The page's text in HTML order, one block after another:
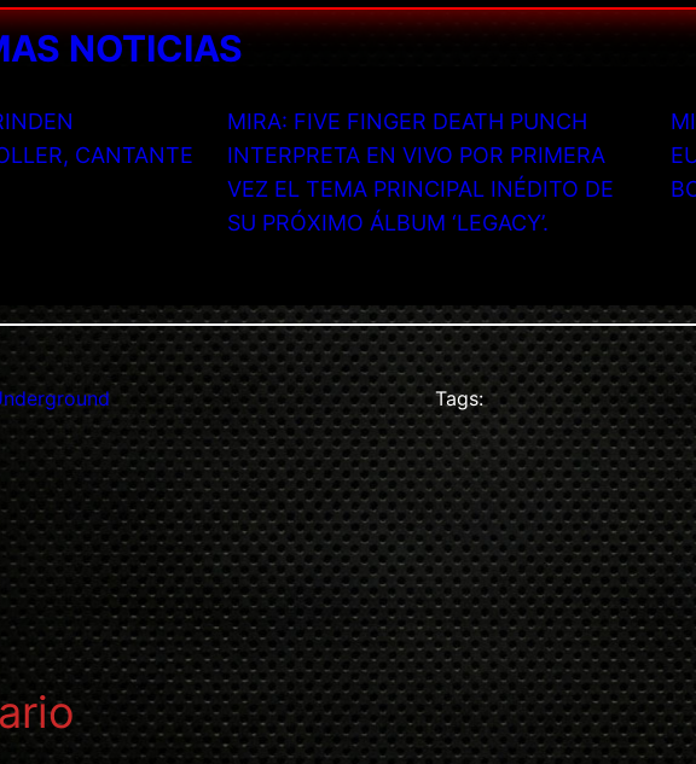
NOTICIAS
CANTANTE
MIRA: FIVE FINGER DEATH PUNCH
INTERPRETA EN VIVO POR PRIMERA
VEZ EL TEMA PRINCIPAL INÉDITO DE
SU PRÓXIMO ÁLBUM ‘LEGACY’.
Tags: